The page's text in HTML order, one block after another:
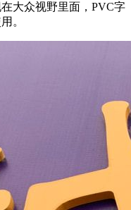
大众视野里面，PVC字
。